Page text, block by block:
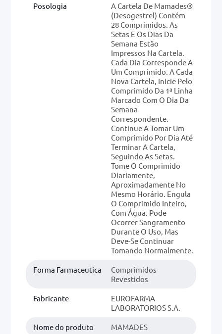
Posologia
A Cartela De Mamades®
(desogestrel) Contém
28 Comprimidos. As
Setas E Os Dias Da
Semana Estão
Impressos Na Cartela.
Cada Dia Corresponde A
Um Comprimido. A Cada
Nova Cartela, Inicie Pelo
Comprimido Da 1ª Linha
Marcado Com O Dia Da
Semana
Correspondente.
Continue A Tomar Um
Comprimido Por Dia Até
Terminar A Cartela,
Seguindo As Setas.
Tome O Comprimido
Diariamente,
Aproximadamente No
Mesmo Horário. Engula
O Comprimido Inteiro,
Com Água. Pode
Ocorrer Sangramento
Durante O Uso, Mas
Deve-Se Continuar
Tomando Normalmente.
Forma Farmaceutica
Comprimidos
Revestidos
Fabricante
EUROFARMA
LABORATORIOS S.A.
Nome do produto MAMADES